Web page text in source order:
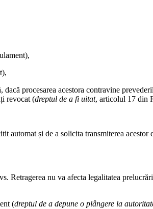
procesarea acestora contravine
revocat (dreptul de a fi uitat, articolul 17 din
și de a solicita transmiterea acestor
Retragerea nu va afecta legalitatea
(dreptul de a depune o plângere la